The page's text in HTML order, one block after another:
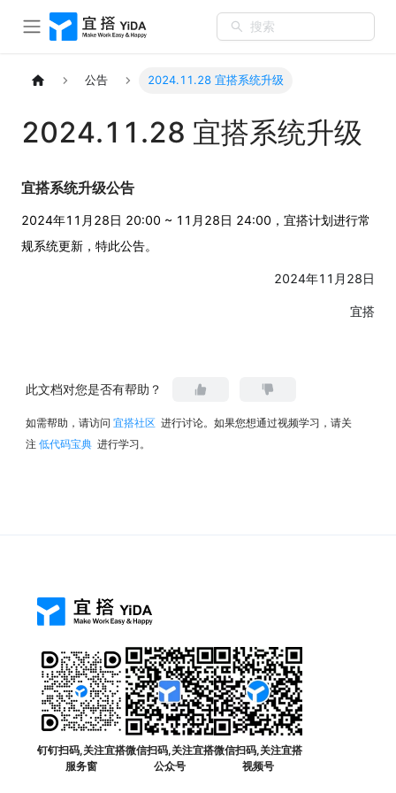
搜索
公告 2024.11.28 宜搭系统升级
2024.11.28 宜搭系统升级
宜搭系统升级公告
2024年11月28日 20:00 ~ 11月28日 24:00，宜搭计划进行常
规系统更新，特此公告。
2024年11月28日
宜搭
此文档对您是否有帮助？
如需帮助，请访问 宜搭社区 进行讨论。如果您想通过视频学习，请关
注 低代码宝典 进行学习。
钉钉扫码,关注宜搭
服务窗
微信扫码,关注宜搭
公众号
微信扫码,关注宜搭
视频号